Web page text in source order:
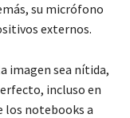
su micrófono
externos.
imagen sea nítida,
incluso en
los notebooks a